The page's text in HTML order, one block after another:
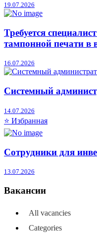
19.07.2026
Требуется
тампонной печати
16.07.2026
Системный
14.07.2026
⭐ Избранная
Сотрудники для
13.07.2026
Вакансии
All vacancies
Categories